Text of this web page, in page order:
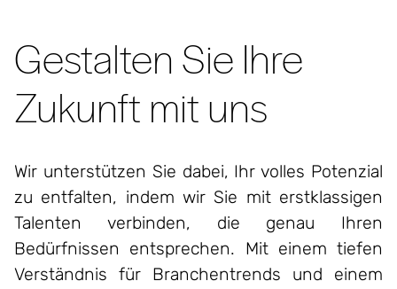
Gestalten Sie Ihre
Zukunft mit uns
Wir unterstützen Sie dabei, Ihr volles Potenzial
zu entfalten, indem wir Sie mit erstklassigen
Talenten
verbinden, die genau Ihren
Bedürfnissen entsprechen. Mit einem tiefen
Verständnis für Branchentrends und einem